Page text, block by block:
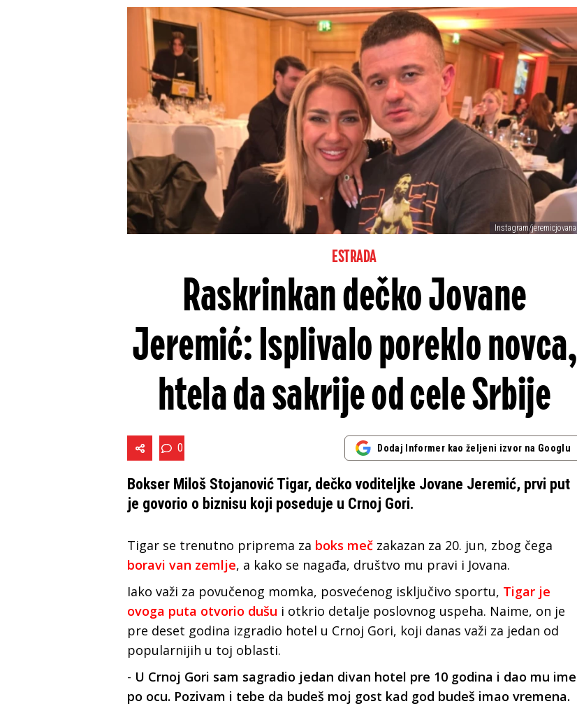
Instagram/jeremicjovana
ESTRADA
Raskrinkan dečko Jovane
Jeremić: Isplivalo poreklo novca,
htela da sakrije od cele Srbije
0 Dodaj Informer kao željeni izvor na Googlu
Bokser Miloš Stojanović Tigar, dečko voditeljke Jovane Jeremić, prvi put
je govorio o biznisu koji poseduje u Crnoj Gori.
Tigar se trenutno priprema za boks meč zakazan za 20. jun, zbog čega
boravi van zemlje, a kako se nagađa, društvo mu pravi i Jovana.
Iako važi za povučenog momka, posvećenog isključivo sportu, Tigar je
ovoga puta otvorio dušu i otkrio detalje poslovnog uspeha. Naime, on je
pre deset godina izgradio hotel u Crnoj Gori, koji danas važi za jedan od
popularnijih u toj oblasti.
- U Crnoj Gori sam sagradio jedan divan hotel pre 10 godina i dao mu ime
po ocu. Pozivam i tebe da budeš moj gost kad god budeš imao vremena.